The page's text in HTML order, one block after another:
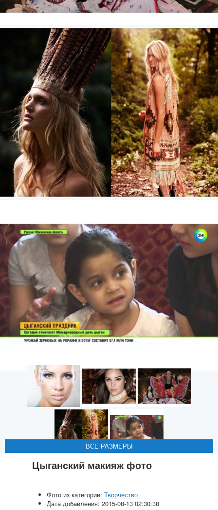
ВСЕ РАЗМЕРЫ
ВСЕ РАЗМЕРЫ
ВСЕ РАЗМЕРЫ
ВСЕ РАЗМЕРЫ
ВСЕ РАЗМЕРЫ
Цыганский макияж фото
Фото из категории: Творчество
Дата добавления: 2015-08-13 02:30:38